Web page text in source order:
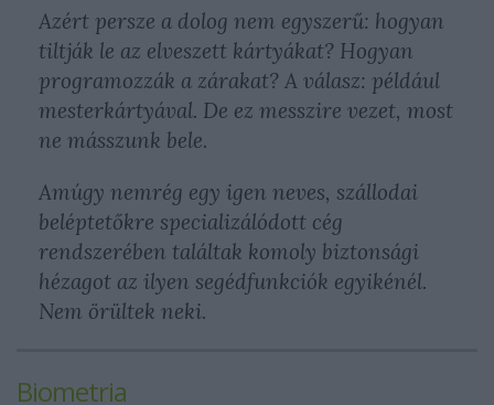
Azért persze a dolog nem egyszerű: hogyan
tiltják le az elveszett kártyákat? Hogyan
programozzák a zárakat? A válasz: például
mesterkártyával. De ez messzire vezet, most
ne másszunk bele.
Amúgy nemrég egy igen neves, szállodai
beléptetőkre specializálódott cég
rendszerében találtak komoly biztonsági
hézagot az ilyen segédfunkciók egyikénél.
Nem örültek neki.
Biometria